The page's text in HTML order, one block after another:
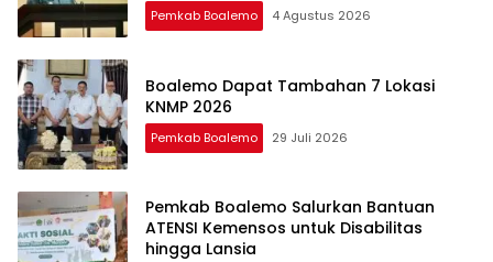
Pemkab Boalemo 4 Agustus 2026
Boalemo Dapat Tambahan 7 Lokasi
KNMP 2026
Pemkab Boalemo 29 Juli 2026
Pemkab Boalemo Salurkan Bantuan
ATENSI Kemensos untuk Disabilitas
hingga Lansia